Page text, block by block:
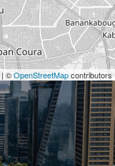
| ©OpenStreetMapcontributors